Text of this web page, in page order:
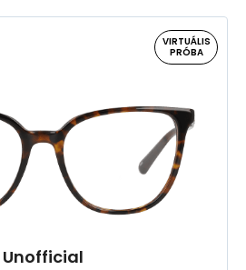
VIRTUÁLIS
PRÓBA
Unofficial